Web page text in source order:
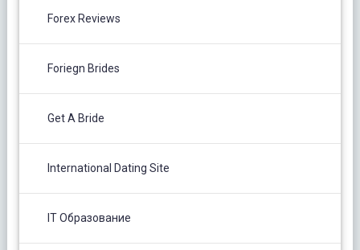
Forex Reviews
Foriegn Brides
Get A Bride
International Dating Site
IT Образование